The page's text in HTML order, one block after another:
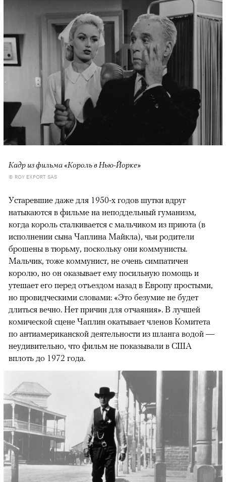
Кадр из фильма «Король в Нью-Йорке»
© ROY EXPORT SAS
Устаревшие даже для 1950-х годов шутки вдруг
натыкаются в фильме на неподдельный гуманизм,
когда король сталкивается с мальчиком из приюта (в
исполнении сына Чаплина Майкла), чьи родители
брошены в тюрьму, поскольку они коммунисты.
Мальчик, тоже коммунист, не очень симпатичен
королю, но он оказывает ему посильную помощь и
утешает его перед отъездом назад в Европу простыми,
но провидческими словами: «Это безумие не будет
длиться вечно. Нет причин для отчаяния». В лучшей
комической сцене Чаплин окатывает членов Комитета
по антиамериканской деятельности из шланга водой —
неудивительно, что фильм не показывали в США
вплоть до 1972 года.